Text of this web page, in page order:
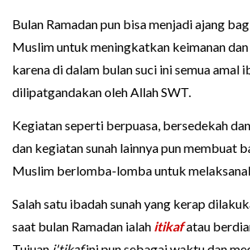
Bulan Ramadan pun bisa menjadi ajang
Muslim untuk meningkatkan keimanan
karena di dalam bulan suci ini semua amal
dilipatgandakan oleh Allah SWT.
Kegiatan seperti berpuasa, bersedekah
dan kegiatan sunah lainnya pun membuat
Muslim berlomba-lomba untuk
Salah satu ibadah sunah yang kerap
saat bulan Ramadan ialah itikafatau